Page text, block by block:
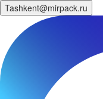
Tashkent@mirpack.ru